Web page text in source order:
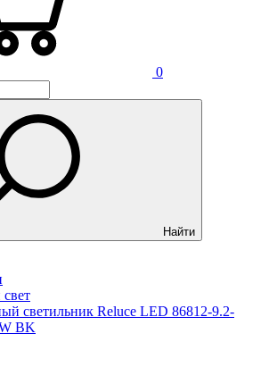
0
Найти
светильник Reluce LED 86812-9.2-
BK